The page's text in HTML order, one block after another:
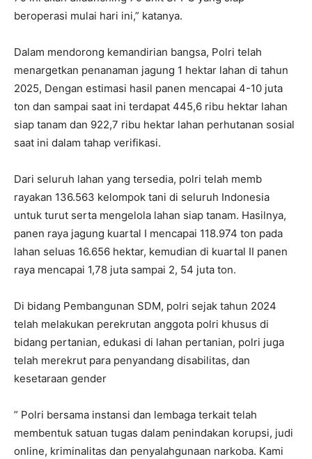
beroperasi mulai hari ini,” katanya.
Dalam mendorong kemandirian bangsa, Polri telah
menargetkan penanaman jagung 1 hektar lahan di tahun
2025, Dengan estimasi hasil panen mencapai 4-10 juta
ton dan sampai saat ini terdapat 445,6 ribu hektar lahan
siap tanam dan 922,7 ribu hektar lahan perhutanan sosial
saat ini dalam tahap verifikasi.
Dari seluruh lahan yang tersedia, polri telah memb
rayakan 136.563 kelompok tani di seluruh Indonesia
untuk turut serta mengelola lahan siap tanam. Hasilnya,
panen raya jagung kuartal I mencapai 118.974 ton pada
lahan seluas 16.656 hektar, kemudian di kuartal II panen
raya mencapai 1,78 juta sampai 2, 54 juta ton.
Di bidang Pembangunan SDM, polri sejak tahun 2024
telah melakukan perekrutan anggota polri khusus di
bidang pertanian, edukasi di lahan pertanian, polri juga
telah merekrut para penyandang disabilitas, dan
kesetaraan gender
” Polri bersama instansi dan lembaga terkait telah
membentuk satuan tugas dalam penindakan korupsi, judi
online, kriminalitas dan penyalahgunaan narkoba. Kami